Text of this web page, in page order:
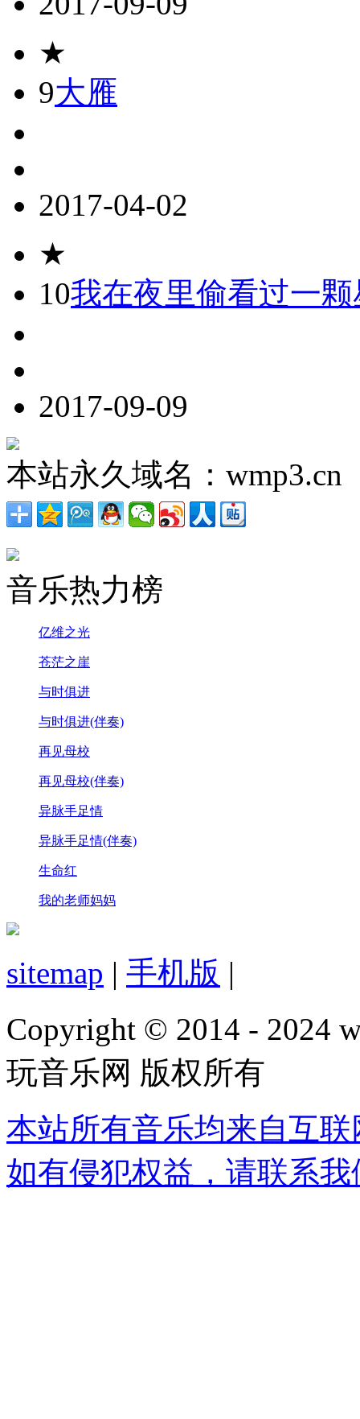
★
9大雁
2017-04-02
★
10我在夜里偷看过一
2017-09-09
本站永久域名：wmp3.cn
音乐热力榜
亿维之光
苍茫之崖
与时俱进
与时俱进(伴奏)
再见母校
再见母校(伴奏)
异脉手足情
异脉手足情(伴奏)
生命红
我的老师妈妈
sitemap | 手机版 |
Copyright © 2014 - 2024
玩音乐网 版权所有
本站所有音乐均来自互
如有侵犯权益，请联系